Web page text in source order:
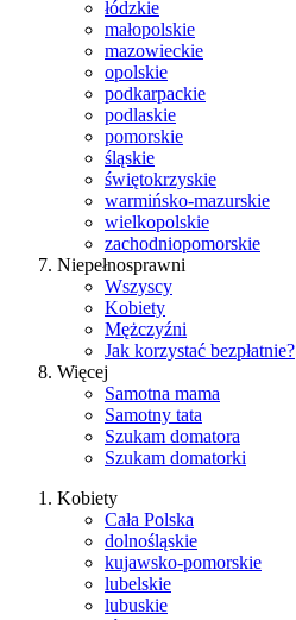
łódzkie
małopolskie
mazowieckie
opolskie
podkarpackie
podlaskie
pomorskie
śląskie
świętokrzyskie
warmińsko-mazurskie
wielkopolskie
zachodniopomorskie
Niepełnosprawni
Wszyscy
Kobiety
Mężczyźni
Jak korzystać bezpłatnie?
Więcej
Samotna mama
Samotny tata
Szukam domatora
Szukam domatorki
Kobiety
Cała Polska
dolnośląskie
kujawsko-pomorskie
lubelskie
lubuskie